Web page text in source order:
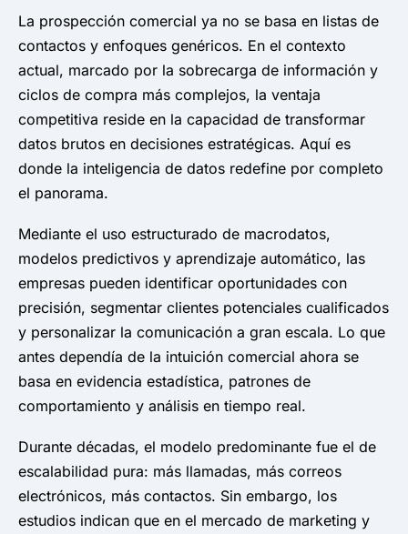
La prospección comercial ya no se basa en listas de
contactos y enfoques genéricos. En el contexto
actual, marcado por la sobrecarga de información y
ciclos de compra más complejos, la ventaja
competitiva reside en la capacidad de transformar
datos brutos en decisiones estratégicas. Aquí es
donde la inteligencia de datos redefine por completo
el panorama.
Mediante el uso estructurado de macrodatos,
modelos predictivos y aprendizaje automático, las
empresas pueden identificar oportunidades con
precisión, segmentar clientes potenciales cualificados
y personalizar la comunicación a gran escala. Lo que
antes dependía de la intuición comercial ahora se
basa en evidencia estadística, patrones de
comportamiento y análisis en tiempo real.
Durante décadas, el modelo predominante fue el de
escalabilidad pura: más llamadas, más correos
electrónicos, más contactos. Sin embargo, los
estudios indican que en el mercado de marketing y